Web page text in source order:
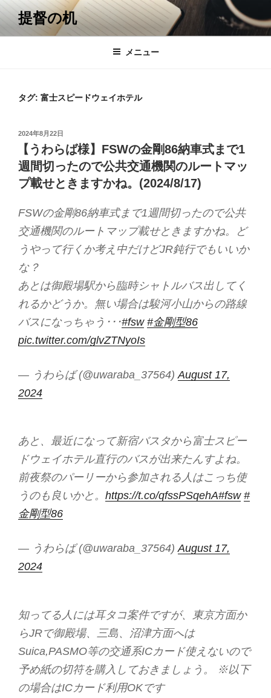
コ
テ
提督の机
メニュー
タグ: 富士スピードウェイホテル
投
日:
2024年8月22日
【うわらば様】FSWの金剛86納車式まで1
週間切ったので公共交通機関のルートマッ
プ載せときますかね。(2024/8/17)
FSWの金剛86納車式まで1週間切ったので公共
交通機関のルートマップ載せときますかね。ど
うやって行くか考え中だけどJR鈍行でもいいか
な？
あとは御殿場駅から臨時シャトルバス出してく
れるかどうか。無い場合は駿河小山からの路線
バスになっちゃう･･･#fsw #金剛型86
pic.twitter.com/glvZTNyoIs
— うわらば (@uwaraba_37564) August 17,
2024
あと、最近になって新宿バスタから富士スピー
ドウェイホテル直行のバスが出来たんすよね。
前夜祭のパーリーから参加される人はこっち使
うのも良いかと。 https://t.co/qfssPSqehA#fsw #
金剛型86
— うわらば (@uwaraba_37564)August 17,
2024
知ってる人には耳タコ案件ですが、東京方面か
らJRで御殿場、三島、沼津方面へは
Suica,PASMO等の交通系ICカード使えないので
予め紙の切符を購入しておきましょう。 ※以下
の場合はICカード利用OKです